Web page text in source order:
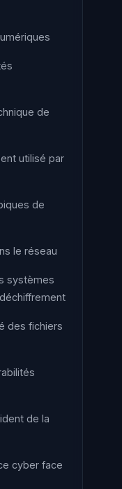
de
utilisé par
de
le réseau
systèmes
des fichiers
de la
cyber face